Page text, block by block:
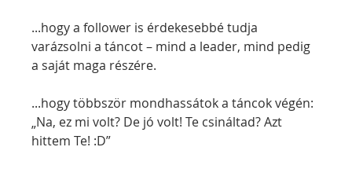
...hogy a follower is érdekesebbé tudja
varázsolni a táncot – mind a leader, mind pedig
a saját maga részére.
...hogy többször mondhassátok a táncok végén:
„Na, ez mi volt? De jó volt! Te csináltad? Azt
hittem Te! :D”